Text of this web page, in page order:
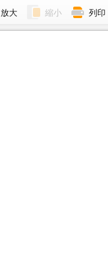
放大 縮小 列印